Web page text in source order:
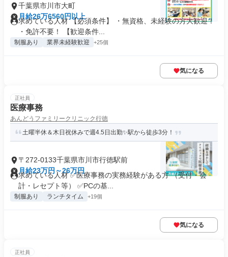
千葉県市川市大町
月給26万6560円以上
求めている人材 【必須条件】 ・無資格、未経験の方大歓迎！
・免許不要！ 【歓迎条件...
制服あり 業界未経験歓迎 +25個
気になる
正社員
医療事務
あんどうファミリークリニック行徳
土曜半休＆木日祝休みで週4.5日出勤✨駅から徒歩3分！
〒272-0133千葉県市川市行徳駅前
月給23万円～26万円
求めている人材 ✅医療事務の実務経験がある方 （受付・会
計・レセプト等） ✅PCの基...
制服あり ランチタイム +19個
気になる
正社員